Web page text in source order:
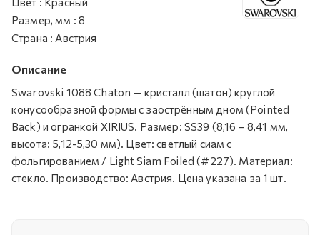
Размер, мм : 8
Страна : Австрия
Описание
Swarovski 1088 Chaton — кристалл (шатон) круглой
конусообразной формы с заострённым дном (Pointed
Back) и огранкой XIRIUS. Размер: SS39 (8,16 – 8,41 мм,
высота: 5,12-5,30 мм). Цвет: светлый сиам с
фольгированием / Light Siam Foiled (#227). Материал:
стекло. Производство: Австрия. Цена указана за 1 шт.